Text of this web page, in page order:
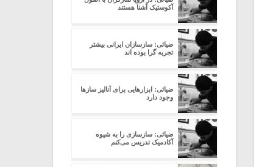
آکوستیک آشنا هستند
ضیائی: سازسازان ایرانی بیشتر
تجربه گرا بوده اند
ضیائی: ابزارهایی برای آنالیز سازها
وجود دارد
ضیائی: سازسازی را به شیوه
آکادمیک تدریس می‌کنم